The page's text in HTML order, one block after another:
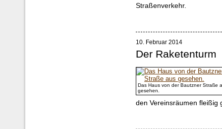
Straßenverkehr.
10. Februar 2014
Der Raketenturm
Das Haus von der Bautzner Straße
gesehen.
den Vereinsräumen fleißig